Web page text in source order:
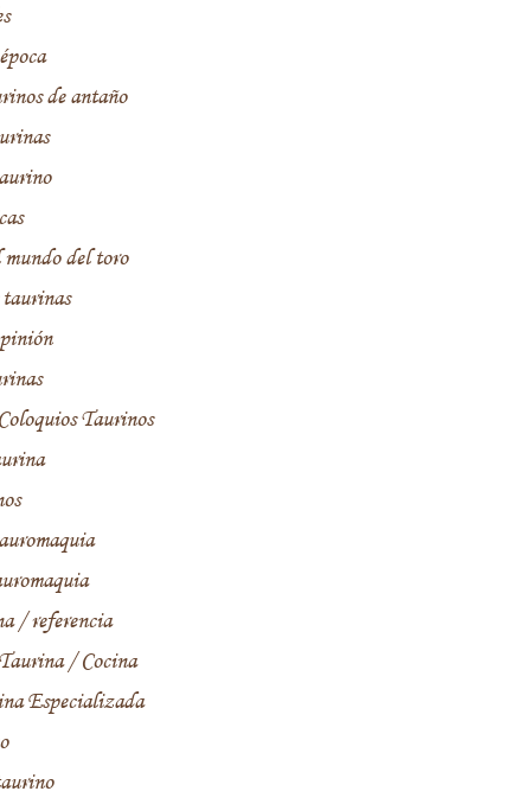
de antaño
mundo del toro
Taurinos
/ referencia
/ Cocina
Especializada